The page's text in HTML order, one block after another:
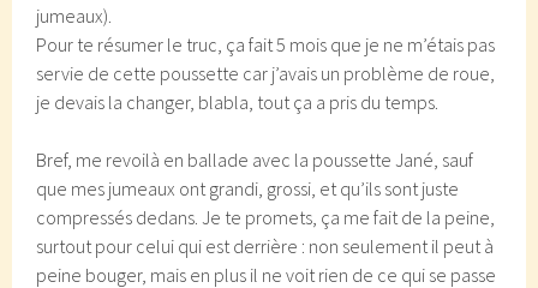
jumeaux).
Pour te résumer le truc, ça fait 5 mois que je ne m’étais pas
servie de cette poussette car j’avais un problème de roue,
je devais la changer, blabla, tout ça a pris du temps.
Bref, me revoilà en ballade avec la poussette Jané, sauf
que mes jumeaux ont grandi, grossi, et qu’ils sont juste
compressés dedans. Je te promets, ça me fait de la peine,
surtout pour celui qui est derrière : non seulement il peut à
peine bouger, mais en plus il ne voit rien de ce qui se passe